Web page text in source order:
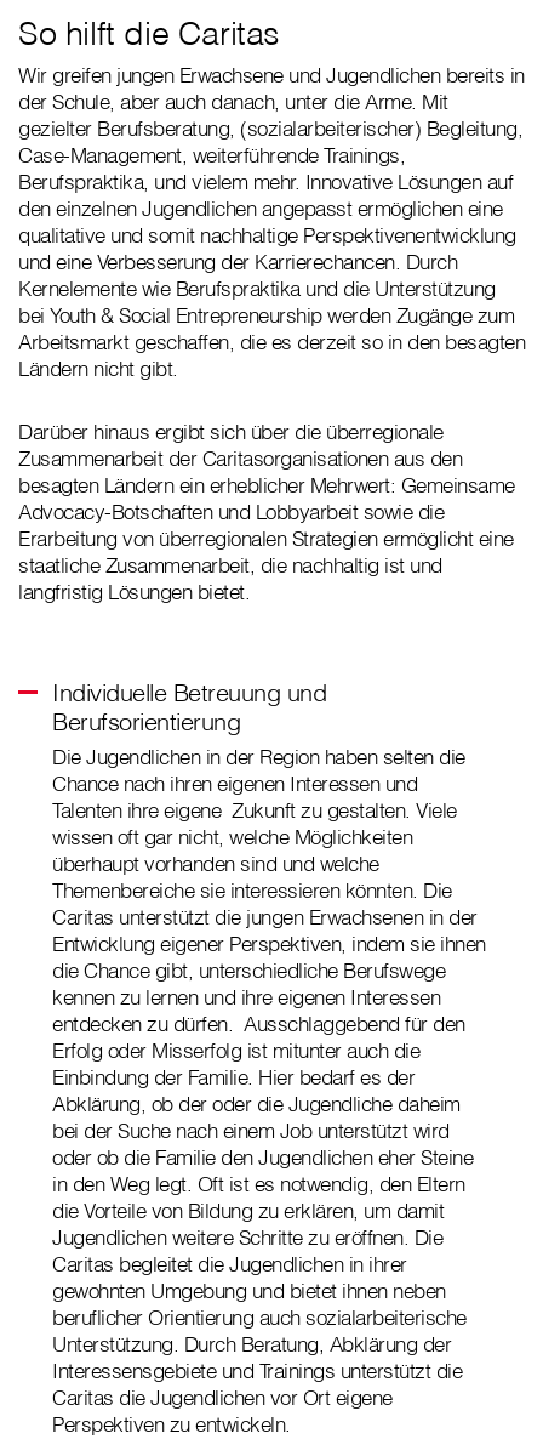
So hilft die Caritas
Wir greifen jungen Erwachsene und Jugendlichen bereits in
der Schule, aber auch danach, unter die Arme. Mit
gezielter Berufsberatung, (sozialarbeiterischer) Begleitung,
Case-Management, weiterführende Trainings,
Berufspraktika, und vielem mehr. Innovative Lösungen auf
den einzelnen Jugendlichen angepasst ermöglichen eine
qualitative und somit nachhaltige Perspektivenentwicklung
und eine Verbesserung der Karrierechancen. Durch
Kernelemente wie Berufspraktika und die Unterstützung
bei Youth & Social Entrepreneurship werden Zugänge zum
Arbeitsmarkt geschaffen, die es derzeit so in den besagten
Ländern nicht gibt.
Darüber hinaus ergibt sich über die überregionale
Zusammenarbeit der Caritasorganisationen aus den
besagten Ländern ein erheblicher Mehrwert: Gemeinsame
Advocacy-Botschaften und Lobbyarbeit sowie die
Erarbeitung von überregionalen Strategien ermöglicht eine
staatliche Zusammenarbeit, die nachhaltig ist und
langfristig Lösungen bietet.
Individuelle Betreuung und
Berufsorientierung
Die Jugendlichen in der Region haben selten die
Chance nach ihren eigenen Interessen und
Talenten ihre eigene Zukunft zu gestalten. Viele
wissen oft gar nicht, welche Möglichkeiten
überhaupt vorhanden sind und welche
Themenbereiche sie interessieren könnten. Die
Caritas unterstützt die jungen Erwachsenen in der
Entwicklung eigener Perspektiven, indem sie ihnen
die Chance gibt, unterschiedliche Berufswege
kennen zu lernen und ihre eigenen Interessen
entdecken zu dürfen. Ausschlaggebend für den
Erfolg oder Misserfolg ist mitunter auch die
Einbindung der Familie. Hier bedarf es der
Abklärung, ob der oder die Jugendliche daheim
bei der Suche nach einem Job unterstützt wird
oder ob die Familie den Jugendlichen eher Steine
in den Weg legt. Oft ist es notwendig, den Eltern
die Vorteile von Bildung zu erklären, um damit
Jugendlichen weitere Schritte zu eröffnen. Die
Caritas begleitet die Jugendlichen in ihrer
gewohnten Umgebung und bietet ihnen neben
beruflicher Orientierung auch sozialarbeiterische
Unterstützung. Durch Beratung, Abklärung der
Interessensgebiete und Trainings unterstützt die
Caritas die Jugendlichen vor Ort eigene
Perspektiven zu entwickeln.